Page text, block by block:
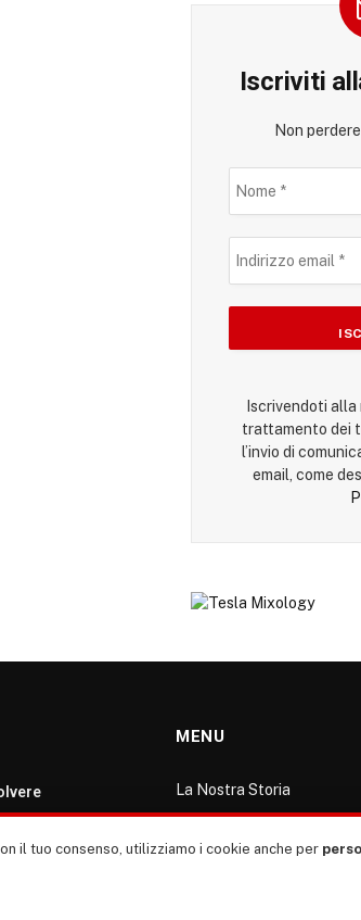
Iscriviti
Non
Iscrivendoti
trattamento dei
l’invio di
email, come
MENU
La Nostra Storia
ventitrenta
il tuo consenso, utilizziamo i cookie anche per